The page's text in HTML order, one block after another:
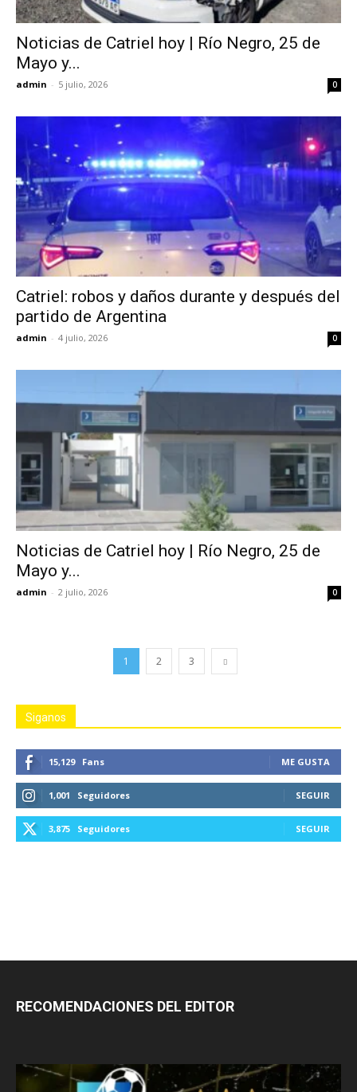
Noticias de Catriel hoy | Río Negro, 25 de
Mayo y...
admin - 5 julio, 2026 0
Catriel: robos y daños durante y después del
partido de Argentina
admin - 4 julio, 2026 0
Noticias de Catriel hoy | Río Negro, 25 de
Mayo y...
admin - 2 julio, 2026 0
1 2 3
Siganos
15,129 Fans ME GUSTA
1,001 Seguidores SEGUIR
3,875 Seguidores SEGUIR
RECOMENDACIONES DEL EDITOR